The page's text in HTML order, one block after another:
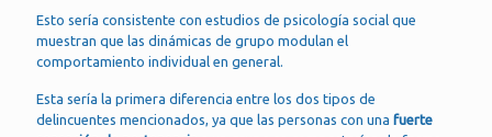
Esto sería consistente con estudios de psicología social que
muestran que las dinámicas de grupo modulan el
comportamiento individual en general.
Esta sería la primera diferencia entre los dos tipos de
delincuentes mencionados, ya que las personas con una fuerte